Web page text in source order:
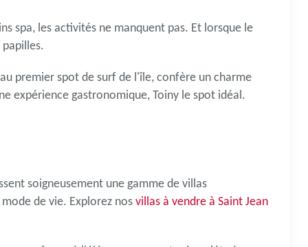
spa, les activités ne manquent pas. Et lorsque le
premier spot de surf de l'île, confère un charme
expérience gastronomique, Toiny le spot idéal.
soigneusement une gamme de villas
de vie. Explorez nos villas à vendre à Saint Jean